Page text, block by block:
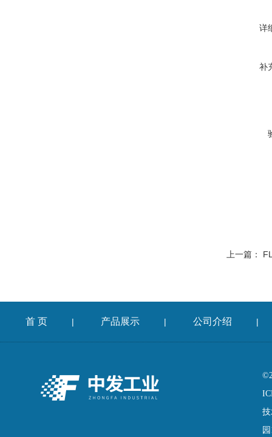
详
补
上一篇：
首 页 | 产品展示 | 公司介绍 |